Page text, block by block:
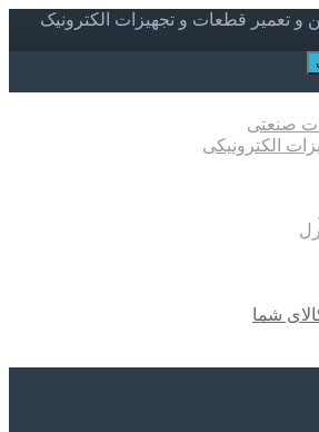
تعمیر قطعات و تجهیزات الکترونیک
صنعتی
الکترونیکی
شما